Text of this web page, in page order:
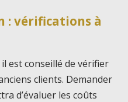
: vérifications à
est conseillé de vérifier
clients. Demander
d’évaluer les coûts